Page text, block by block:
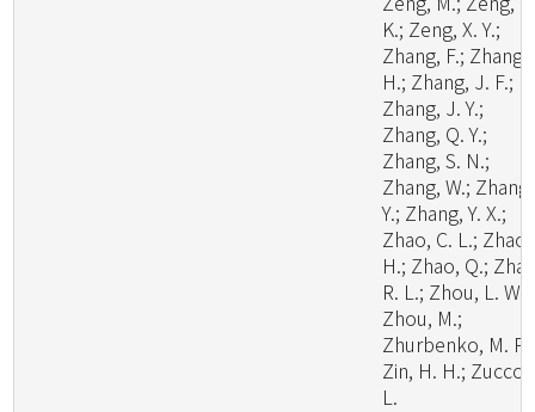
K.; Zeng, X. Y.;
Zhang, F.; Zhang,
H.; Zhang, J. F.;
Zhang, J. Y.;
Zhang, Q. Y.;
Zhang, S. N.;
Zhang, W.; Zhang,
Y.; Zhang, Y. X.;
Zhao, C. L.; Zhao,
H.; Zhao, Q.;
R. L.; Zhou, L. W.;
Zhou, M.;
Zhurbenko, M. P.;
Zin, H. H.;
L.